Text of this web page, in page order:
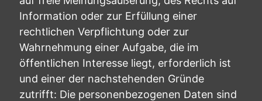
Information oder zur Erfüllung einer
rechtlichen Verpflichtung oder zur
Wahrnehmung einer Aufgabe, die im
öffentlichen Interesse liegt, erforderlich ist
und einer der nachstehenden Gründe
zutrifft: Die personenbezogenen Daten sind